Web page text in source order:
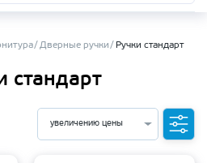
Дверные ручки Ручки стандарт
стандарт
увеличению цены